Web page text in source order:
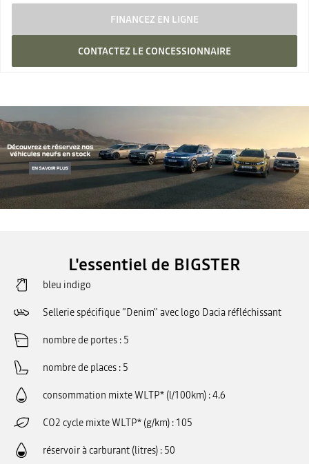
FINANCEZ EN LIGNE
CONTACTEZ LE CONCESSIONNAIRE
L'essentiel de BIGSTER
bleu indigo
Sellerie spécifique "Denim" avec logo Dacia réfléchissant
nombre de portes 5
nombre de places 5
consommation mixte WLTP* (l/100km) 4.6
CO2 cycle mixte WLTP* (g/km) 105
réservoir à carburant (litres) 50